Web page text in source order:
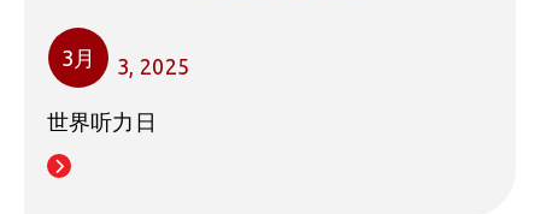
3月 3, 2025
世界听力日